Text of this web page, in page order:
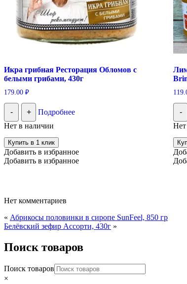
Икра грибная Ресторация Обломов с
белыми грибами, 430г
179.00 ₽
- +
Подробнее
Нет в наличии
Купить в 1 клик
Добавить в избранное
Добавить в избранное
-
Нет комментариев
« Абрикосы половинки в сиропе SunFeel, 850 гр
Белёвский зефир Ассорти, 430г »
Поиск товаров
Поиск товаров
×